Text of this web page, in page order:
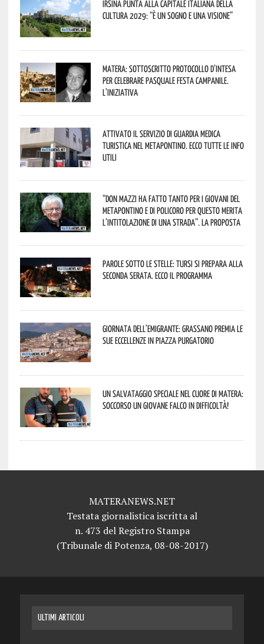
Irsina punta alla Capitale italiana della
Cultura 2029: “È un sogno e una visione”
Matera: sottoscritto protocollo d’intesa
per celebrare Pasquale Festa Campanile.
L’iniziativa
Attivato il servizio di Guardia Medica
Turistica nel Metapontino. Ecco tutte le info
utili
“Don Mazzi ha fatto tanto per i giovani del
Metapontino e di Policoro per questo merita
l’intitolazione di una strada”. La proposta
Parole sotto le stelle: Tursi si prepara alla
seconda serata. Ecco il programma
Giornata dell’Emigrante: Grassano premia le
sue eccellenze in Piazza Purgatorio
Un salvataggio speciale nel cuore di Matera:
soccorso un giovane falco in difficoltà!
MATERANEWS.NET
Testata giornalistica iscritta al
n. 473 del Registro Stampa
(Tribunale di Potenza, 08-08-2017)
ULTIMI ARTICOLI